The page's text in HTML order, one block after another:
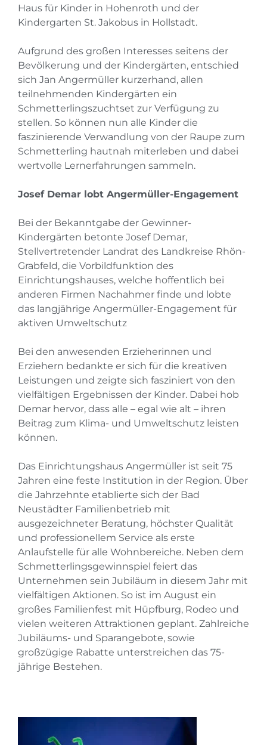
Haus für Kinder in Hohenroth und der
Kindergarten St. Jakobus in Hollstadt.
Aufgrund des großen Interesses seitens der
Bevölkerung und der Kindergärten, entschied
sich Jan Angermüller kurzerhand, allen
teilnehmenden Kindergärten ein
Schmetterlingszuchtset zur Verfügung zu
stellen. So können nun alle Kinder die
faszinierende Verwandlung von der Raupe zum
Schmetterling hautnah miterleben und dabei
wertvolle Lernerfahrungen sammeln.
Josef Demar lobt Angermüller-Engagement
Bei der Bekanntgabe der Gewinner-
Kindergärten betonte Josef Demar,
Stellvertretender Landrat des Landkreise Rhön-
Grabfeld, die Vorbildfunktion des
Einrichtungshauses, welche hoffentlich bei
anderen Firmen Nachahmer finde und lobte
das langjährige Angermüller-Engagement für
aktiven Umweltschutz
Bei den anwesenden Erzieherinnen und
Erziehern bedankte er sich für die kreativen
Leistungen und zeigte sich fasziniert von den
vielfältigen Ergebnissen der Kinder. Dabei hob
Demar hervor, dass alle – egal wie alt – ihren
Beitrag zum Klima- und Umweltschutz leisten
können.
Das Einrichtungshaus Angermüller ist seit 75
Jahren eine feste Institution in der Region. Über
die Jahrzehnte etablierte sich der Bad
Neustädter Familienbetrieb mit
ausgezeichneter Beratung, höchster Qualität
und professionellem Service als erste
Anlaufstelle für alle Wohnbereiche. Neben dem
Schmetterlingsgewinnspiel feiert das
Unternehmen sein Jubiläum in diesem Jahr mit
vielfältigen Aktionen. So ist im August ein
großes Familienfest mit Hüpfburg, Rodeo und
vielen weiteren Attraktionen geplant. Zahlreiche
Jubiläums- und Sparangebote, sowie
großzügige Rabatte unterstreichen das 75-
jährige Bestehen.